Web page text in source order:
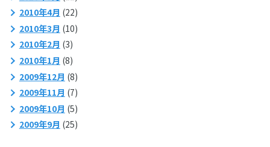
2010年4月 (22)
2010年3月 (10)
2010年2月 (3)
2010年1月 (8)
2009年12月 (8)
2009年11月 (7)
2009年10月 (5)
2009年9月 (25)